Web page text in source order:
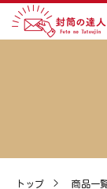
トップ > 商品一